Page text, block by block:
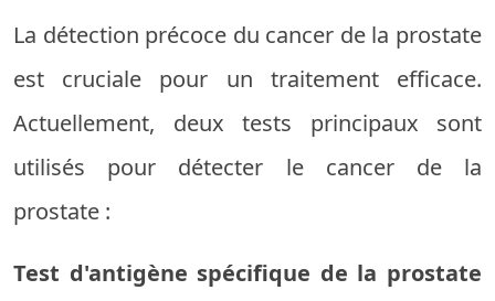
La détection précoce du cancer de la prostate
est cruciale pour un traitement efficace.
Actuellement, deux tests principaux sont
utilisés pour détecter le cancer de la
prostate :
Test d'antigène spécifique de la prostate